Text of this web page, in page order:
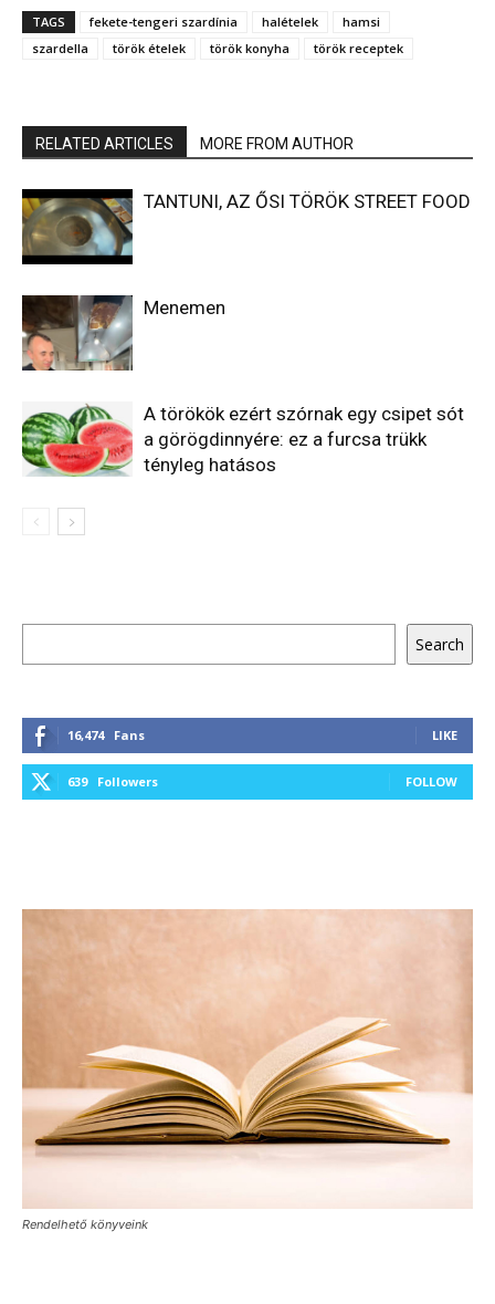
TAGS fekete-tengeri szardínia halételek
hamsi
szardella
török ételek török konyha török receptek
RELATED ARTICLES MORE FROM AUTHOR
TANTUNI, AZ ŐSI TÖRÖK STREET FOOD
Menemen
A törökök ezért szórnak egy csipet sót
a görögdinnyére: ez a furcsa trükk
tényleg hatásos
Search
16,474 Fans LIKE
639 Followers FOLLOW
Rendelhető könyveink